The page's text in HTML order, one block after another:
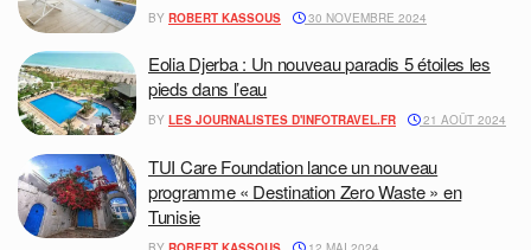
BY ROBERT KASSOUS 30 NOVEMBRE 2024
Eolia Djerba : Un nouveau paradis 5 étoiles les
pieds dans l’eau
BY LES JOURNALISTES D'INFOTRAVEL.FR 21 AOÛT 2024
TUI Care Foundation lance un nouveau
programme « Destination Zero Waste » en
Tunisie